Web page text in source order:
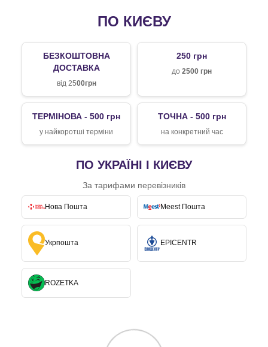
ПО КИЄВУ
БЕЗКОШТОВНА
ДОСТАВКА
від 2500грн
250 грн
до 2500 грн
ТЕРМІНОВА - 500 грн
у найкоротші терміни
ТОЧНА - 500 грн
на конкретний час
ПО УКРАЇНІ І КИЄВУ
За тарифами перевізників
Нова Пошта Meest Пошта
Укрпошта EPICENTR
ROZETKA